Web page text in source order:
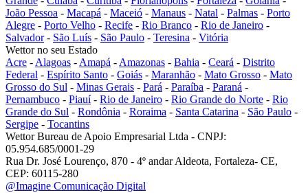
João Pessoa - Macapá - Maceió - Manaus - Natal - Palmas - Porto
Alegre - Porto Velho - Recife - Rio Branco - Rio de Janeiro -
Salvador- São Luís - São Paulo - Teresina - Vitória
Wettor no seu Estado
Acre - Alagoas - Amapá - Amazonas - Bahia - Ceará - Distrito
Federal - Espírito Santo - Goiás - Maranhão - Mato Grosso - Mato
Grosso do Sul - Minas Gerais - Pará - Paraíba - Paraná -
Pernambuco - Piauí- Rio de Janeiro - Rio Grande do Norte - Rio
Grande do Sul - Rondônia - Roraima - Santa Catarina - São Paulo -
Sergipe - Tocantins
Wettor Bureau de Apoio Empresarial Ltda - CNPJ:
05.954.685/0001-29
Rua Dr. José Lourenço, 870 - 4º andar Aldeota, Fortaleza- CE,
CEP: 60115-280
@Imagine Comunicação Digital